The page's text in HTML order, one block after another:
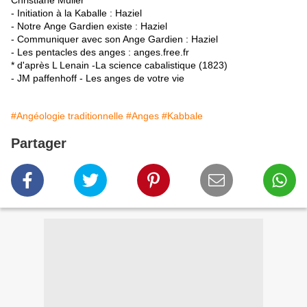
- Initiation à la Kaballe : Haziel
- Notre Ange Gardien existe : Haziel
- Communiquer avec son Ange Gardien : Haziel
- Les pentacles des anges : anges.free.fr
* d'après L Lenain -La science cabalistique (1823)
- JM paffenhoff - Les anges de votre vie
#Angéologie traditionnelle #Anges #Kabbale
Partager